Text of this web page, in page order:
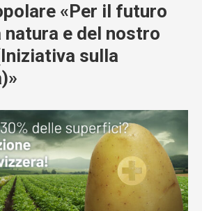
«Per il futuro
e del nostro
sulla